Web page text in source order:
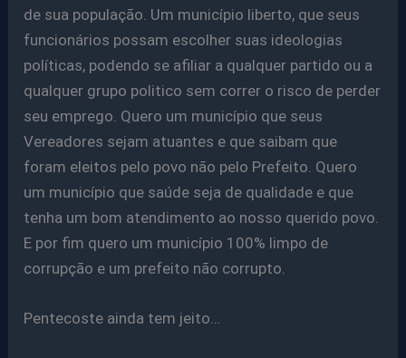
de sua população. Um município liberto, que seus
funcionários possam escolher suas ideologias
políticas, podendo se afiliar a qualquer partido ou a
qualquer grupo politico sem correr o risco de perder
seu emprego. Quero um município que seus
Vereadores sejam atuantes e que saibam que
foram eleitos pelo povo não pelo Prefeito. Quero
um município que saúde seja de qualidade e que
tenha um bom atendimento ao nosso querido povo.
E por fim quero um município 100% limpo de
corrupção e um prefeito não corrupto.
Pentecoste ainda tem jeito…